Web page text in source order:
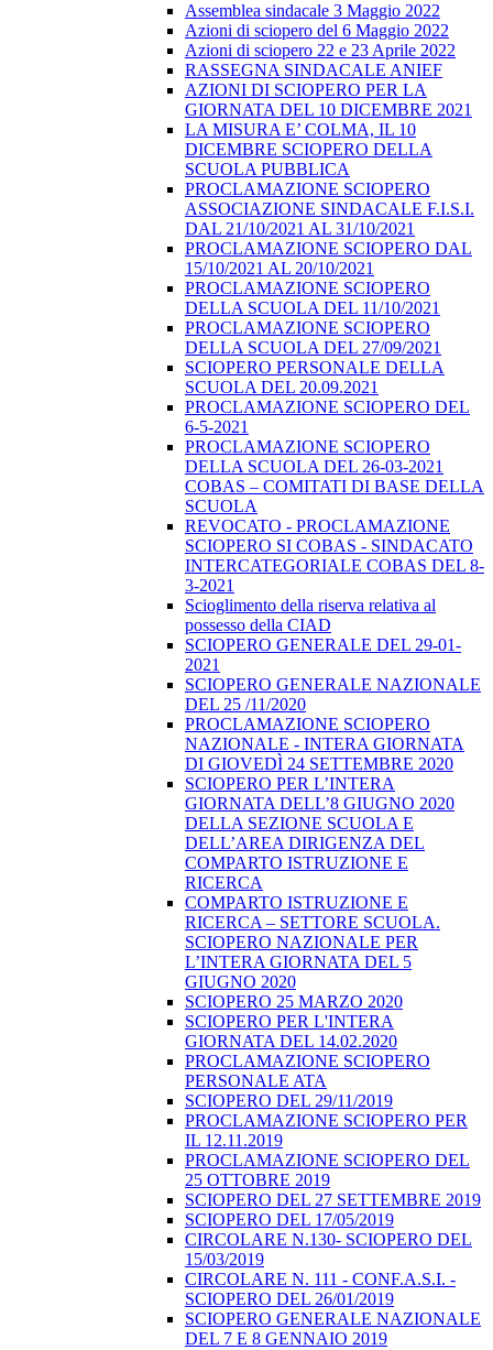
Assemblea sindacale 3 Maggio 2022
Azioni di sciopero del 6 Maggio 2022
Azioni di sciopero 22 e 23 Aprile 2022
RASSEGNA SINDACALE ANIEF
AZIONI DI SCIOPERO PER LA
GIORNATA DEL 10 DICEMBRE 2021
LA MISURA E’ COLMA, IL 10
DICEMBRE SCIOPERO DELLA
SCUOLA PUBBLICA
PROCLAMAZIONE SCIOPERO
ASSOCIAZIONE SINDACALE F.I.S.I.
DAL 21/10/2021 AL 31/10/2021
PROCLAMAZIONE SCIOPERO DAL
15/10/2021 AL 20/10/2021
PROCLAMAZIONE SCIOPERO
DELLA SCUOLA DEL 11/10/2021
PROCLAMAZIONE SCIOPERO
DELLA SCUOLA DEL 27/09/2021
SCIOPERO PERSONALE DELLA
SCUOLA DEL 20.09.2021
PROCLAMAZIONE SCIOPERO DEL
6-5-2021
PROCLAMAZIONE SCIOPERO
DELLA SCUOLA DEL 26-03-2021
COBAS – COMITATI DI BASE DELLA
SCUOLA
REVOCATO - PROCLAMAZIONE
SCIOPERO SI COBAS - SINDACATO
INTERCATEGORIALE COBAS DEL 8-
3-2021
Scioglimento della riserva relativa al
possesso della CIAD
SCIOPERO GENERALE DEL 29-01-
2021
SCIOPERO GENERALE NAZIONALE
DEL 25 /11/2020
PROCLAMAZIONE SCIOPERO
NAZIONALE - INTERA GIORNATA
DI GIOVEDÌ 24 SETTEMBRE 2020
SCIOPERO PER L’INTERA
GIORNATA DELL’8 GIUGNO 2020
DELLA SEZIONE SCUOLA E
DELL’AREA DIRIGENZA DEL
COMPARTO ISTRUZIONE E
RICERCA
COMPARTO ISTRUZIONE E
RICERCA – SETTORE SCUOLA.
SCIOPERO NAZIONALE PER
L’INTERA GIORNATA DEL 5
GIUGNO 2020
SCIOPERO 25 MARZO 2020
SCIOPERO PER L'INTERA
GIORNATA DEL 14.02.2020
PROCLAMAZIONE SCIOPERO
PERSONALE ATA
SCIOPERO DEL 29/11/2019
PROCLAMAZIONE SCIOPERO PER
IL 12.11.2019
PROCLAMAZIONE SCIOPERO DEL
25 OTTOBRE 2019
SCIOPERO DEL 27 SETTEMBRE 2019
SCIOPERO DEL 17/05/2019
CIRCOLARE N.130- SCIOPERO DEL
15/03/2019
CIRCOLARE N. 111 - CONF.A.S.I. -
SCIOPERO DEL 26/01/2019
SCIOPERO GENERALE NAZIONALE
DEL 7 E 8 GENNAIO 2019